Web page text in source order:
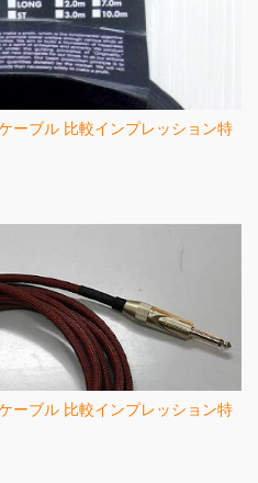
ーブル 比較インプレッション特
ーブル 比較インプレッション特